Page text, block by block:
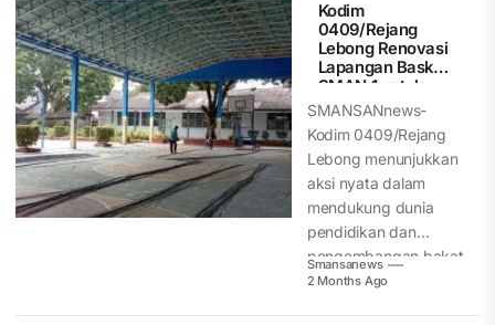
Kodim
0409/Rejang
Lebong Renovasi
Lapangan Basket
SMAN 1 untuk
Tingkatkan
Prestasi Siswa
SMANSANnews-
Kodim 0409/Rejang
Lebong menunjukkan
aksi nyata dalam
mendukung dunia
pendidikan dan
pengembangan bakat
generasi muda.
Smansanews
2 Months Ago